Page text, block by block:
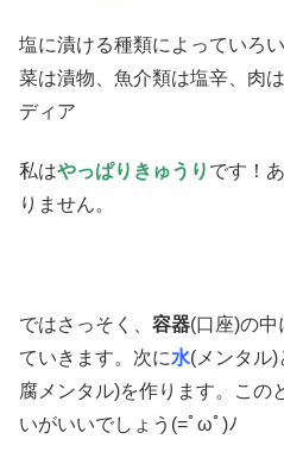
塩に漬ける種類によっていろ
菜は漬物、魚介類は塩辛、肉
ディア
私はやっぱりきゅうり です！
りません。
ではさっそく、 容器(口座)の中
ていきます。次に水(メンタル)
腐メンタル)を作ります。この
いがいいでしょう(=ﾟωﾟ)ﾉ